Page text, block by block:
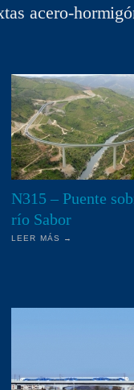
acero-
N315 – Puente
río Sabor
LEER MÁS →